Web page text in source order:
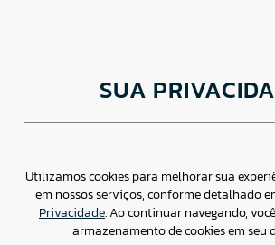
Av. Brigadeiro Faria Lima, 1779 – 5o
Paulistano, São Paulo/ SP – CEP:
Assessoria de imprensa:
SUA
Utilizamos cookies para melhorar sua
em nossos serviços, conforme detalhado
Privacidade. Ao continuar navegando,
armazenamento de cookies em seu